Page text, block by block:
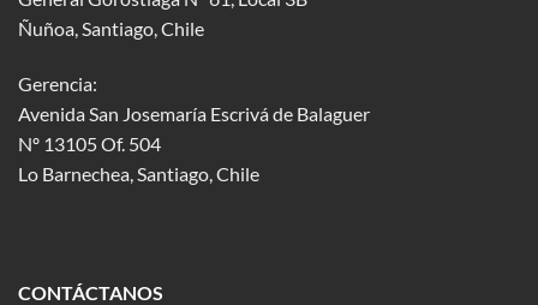
Ñuñoa, Santiago, Chile
Gerencia:
Avenida San Josemaría Escrivá de Balaguer
Nº 13105 Of. 504
Lo Barnechea, Santiago, Chile
CONTÁCTANOS